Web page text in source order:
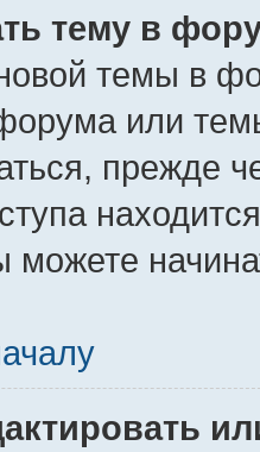
тему в
темы в
или
прежде